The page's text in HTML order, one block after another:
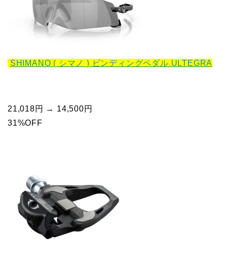
SHIMANO ( シマノ ) ビンディングペダル ULTEGRA
21,018円 → 14,500円
31%OFF